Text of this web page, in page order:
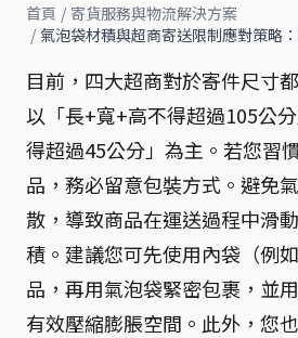
首頁 / 寄貨服務與物流解決方案
/ 氣泡袋材積與超商寄送限制應對策略
目前，四大超商對於寄件尺寸
以「長+寬+高不得超過105公
得超過45公分」為主。若您習
品，務必留意包裝方式。避免
散，導致商品在運送過程中滑
積。建議您可先使用內袋（例
品，再用氣泡袋緊密包裹，並
有效壓縮膨脹空間。此外，您